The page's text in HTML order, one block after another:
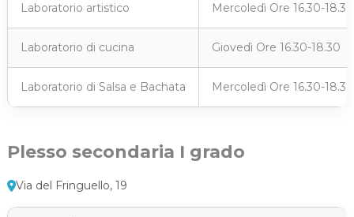
Laboratorio artistico Mercoledì Ore 16.30-18.30
Laboratorio di cucina Giovedì Ore 16.30-18.30
Laboratorio di Salsa e Bachata Mercoledì Ore 16.30-18.30
Plesso secondaria I grado
Via del Fringuello, 19